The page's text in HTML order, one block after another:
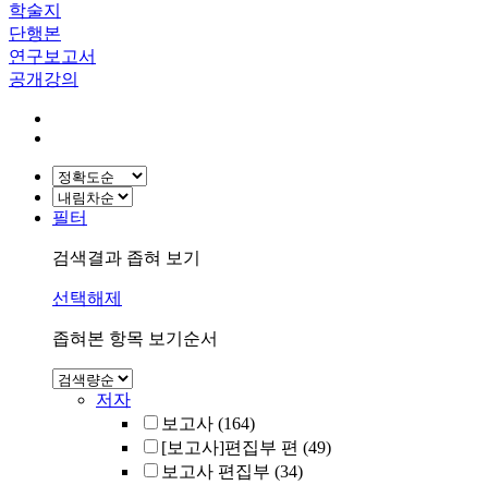
학술지
단행본
연구보고서
공개강의
필터
검색결과 좁혀 보기
선택해제
좁혀본 항목 보기순서
저자
보고사 (164)
[보고사]편집부 편 (49)
보고사 편집부 (34)